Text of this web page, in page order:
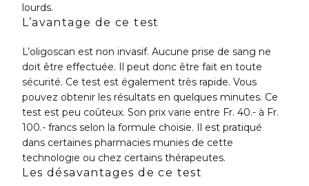
lourds.
L’avantage de ce test
L’oligoscan est non invasif. Aucune prise de sang ne
doit être effectuée. Il peut donc être fait en toute
sécurité. Ce test est également très rapide. Vous
pouvez obtenir les résultats en quelques minutes. Ce
test est peu coûteux. Son prix varie entre Fr. 40.- à Fr.
100.- francs selon la formule choisie. Il est pratiqué
dans certaines pharmacies munies de cette
technologie ou chez certains thérapeutes.
Les désavantages de ce test